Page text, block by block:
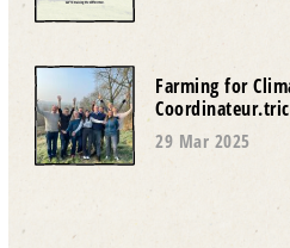
Farming for
29 Mar 2025